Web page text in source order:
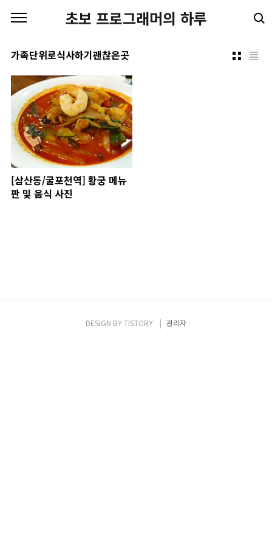
초보 프로그래머의 하루
가족단위로식사하기괜찮은곳
[삼산동/굴포천역] 황궁 메뉴
판 및 음식 사진
DESIGN BYTISTORY 관리자